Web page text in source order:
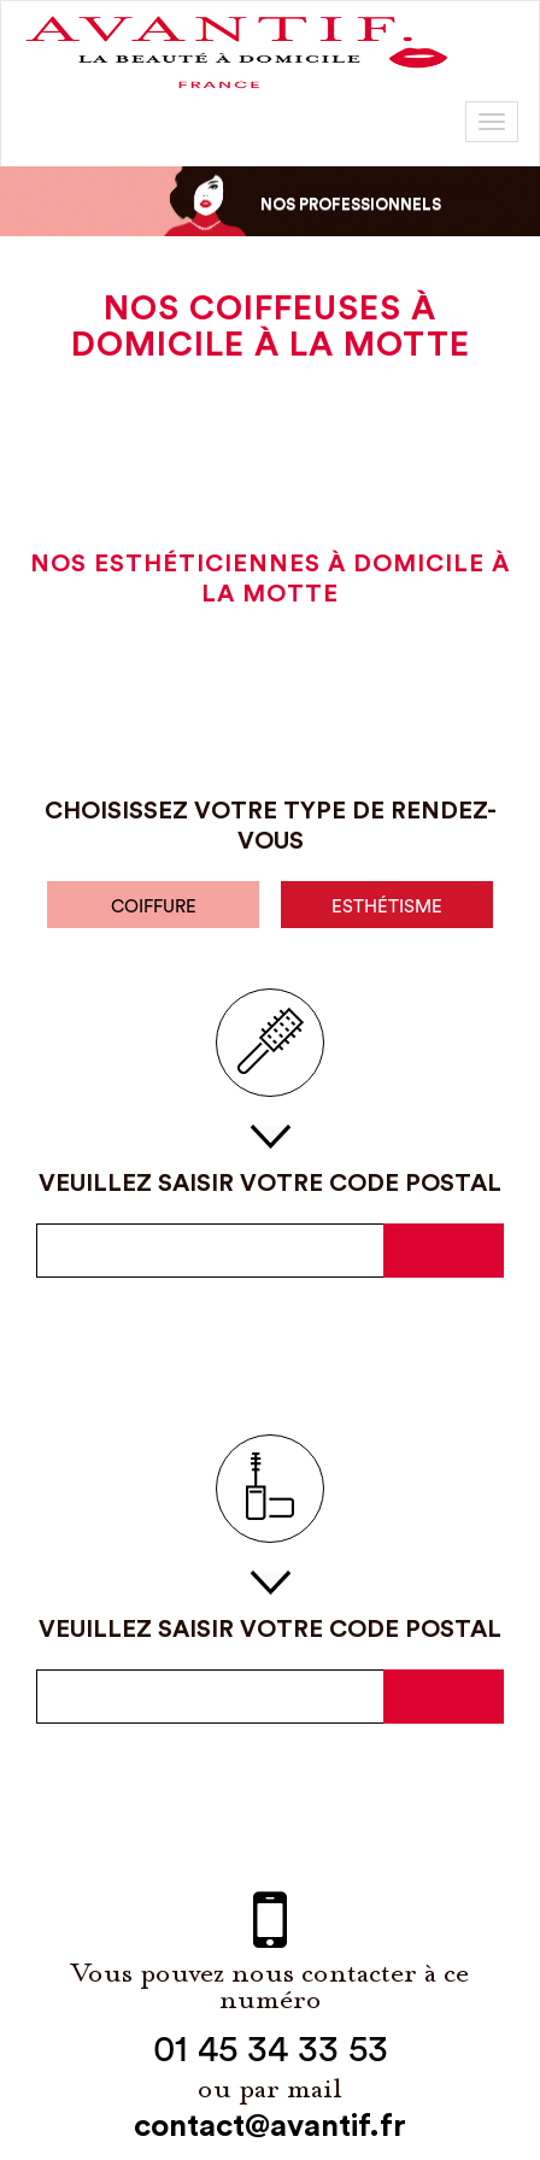
NOS PROFESSIONNELS
NOS COIFFEUSES À
DOMICILE À LA MOTTE
NOS ESTHÉTICIENNES À DOMICILE À
LA MOTTE
CHOISISSEZ VOTRE TYPE DE RENDEZ-
VOUS
COIFFURE ESTHÉTISME
VEUILLEZ SAISIR VOTRE CODE POSTAL
VEUILLEZ SAISIR VOTRE CODE POSTAL
Vous pouvez nous contacter à ce
numéro
01 45 34 33 53
ou par mail
contact@avantif.fr